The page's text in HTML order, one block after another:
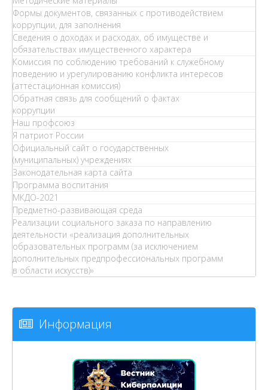
Формы документов, связанных с противодействием
коррупции, для заполнения
Сведения о доходах и расходах, об имуществе и
обязательствах имущественного характера
Комиссия по соблюдению требований к служебному
поведению и урегулированию конфликта интересов
(аттестационная комиссия)
Обратная связь для сообщений о фактах
коррупции
Наш профсоюз
Я патриот России
Официальный сайт о государственных
(муниципальных) учреждениях
Законодательная карта сайта
Программа воспитания
МКДО-2021
Предметно-развивающая среда
Реализации социального заказа по направлению
деятельности «реализация дополнительных
образовательных программ (за исключением
дополнительных предпрофессиональных программ
в области искусств)»
Информация